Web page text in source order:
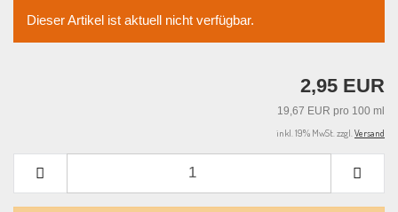
Dieser Artikel ist aktuell nicht verfügbar.
2,95 EUR
19,67 EUR pro 100 ml
inkl. 19% MwSt. zzgl. Versand